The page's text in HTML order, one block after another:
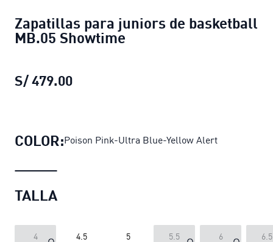
Zapatillas para juniors de basketball
MB.05 Showtime
S/ 479.00
COLOR:Poison Pink-Ultra Blue-Yellow Alert
TALLA
4 4.5 5 5.5 6 6.5